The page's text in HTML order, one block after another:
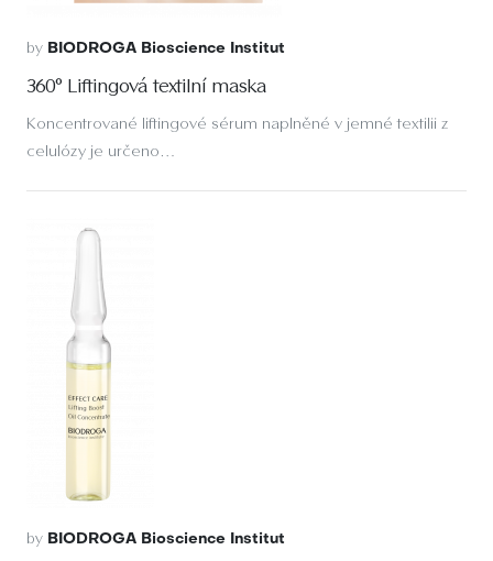
by BIODROGA Bioscience Institut
360° Liftingová textilní maska
Koncentrované liftingové sérum naplněné v jemné textilii z
celulózy je určeno…
by BIODROGA Bioscience Institut